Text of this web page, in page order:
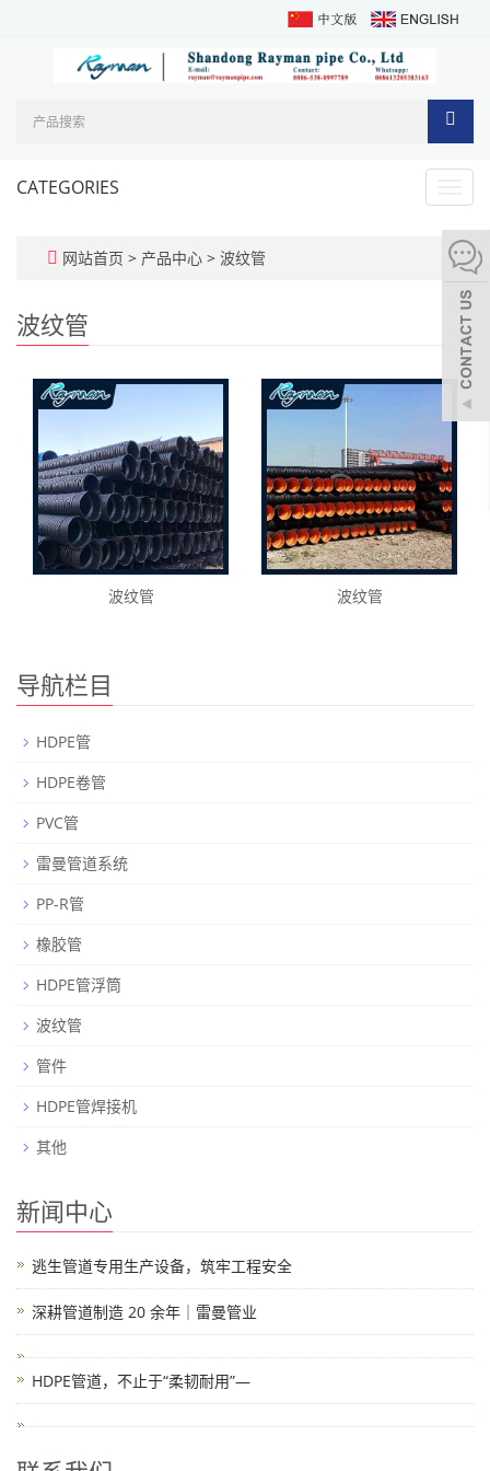
CATEGORIES
网站首页 > 产品中心 > 波纹管
波纹管
波纹管 波纹管
导航栏目
HDPE管
HDPE卷管
PVC管
雷曼管道系统
PP-R管
橡胶管
HDPE管浮筒
波纹管
管件
HDPE管焊接机
其他
新闻中心
逃生管道专用生产设备，筑牢工程安全
深耕管道制造 20 余年｜雷曼管业
HDPE管道，不止于“柔韧耐用”—